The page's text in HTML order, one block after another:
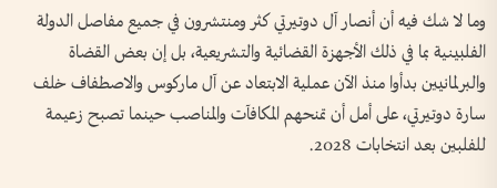
وما لا شك فيه أن أنصار آل دوتيرتي كثر ومنتشرون في جميع مفاصل الدولة
الفلبينية بما في ذلك الأجهزة القضائية والتشريعية، بل إن بعض القضاة
والبرلمانيين بدأوا منذ الآن عملية الابتعاد عن آل ماركوس والاصطفاف خلف
سارة دوتيرتي، على أمل أن تمنحهم المكافآت والمناصب حينما تصبح زعيمة
للفلبين بعد انتخابات 2028.